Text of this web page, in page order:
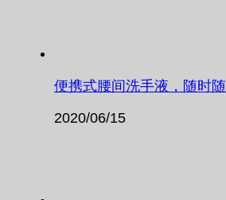
便携式腰间洗手液，随时
2020/06/15